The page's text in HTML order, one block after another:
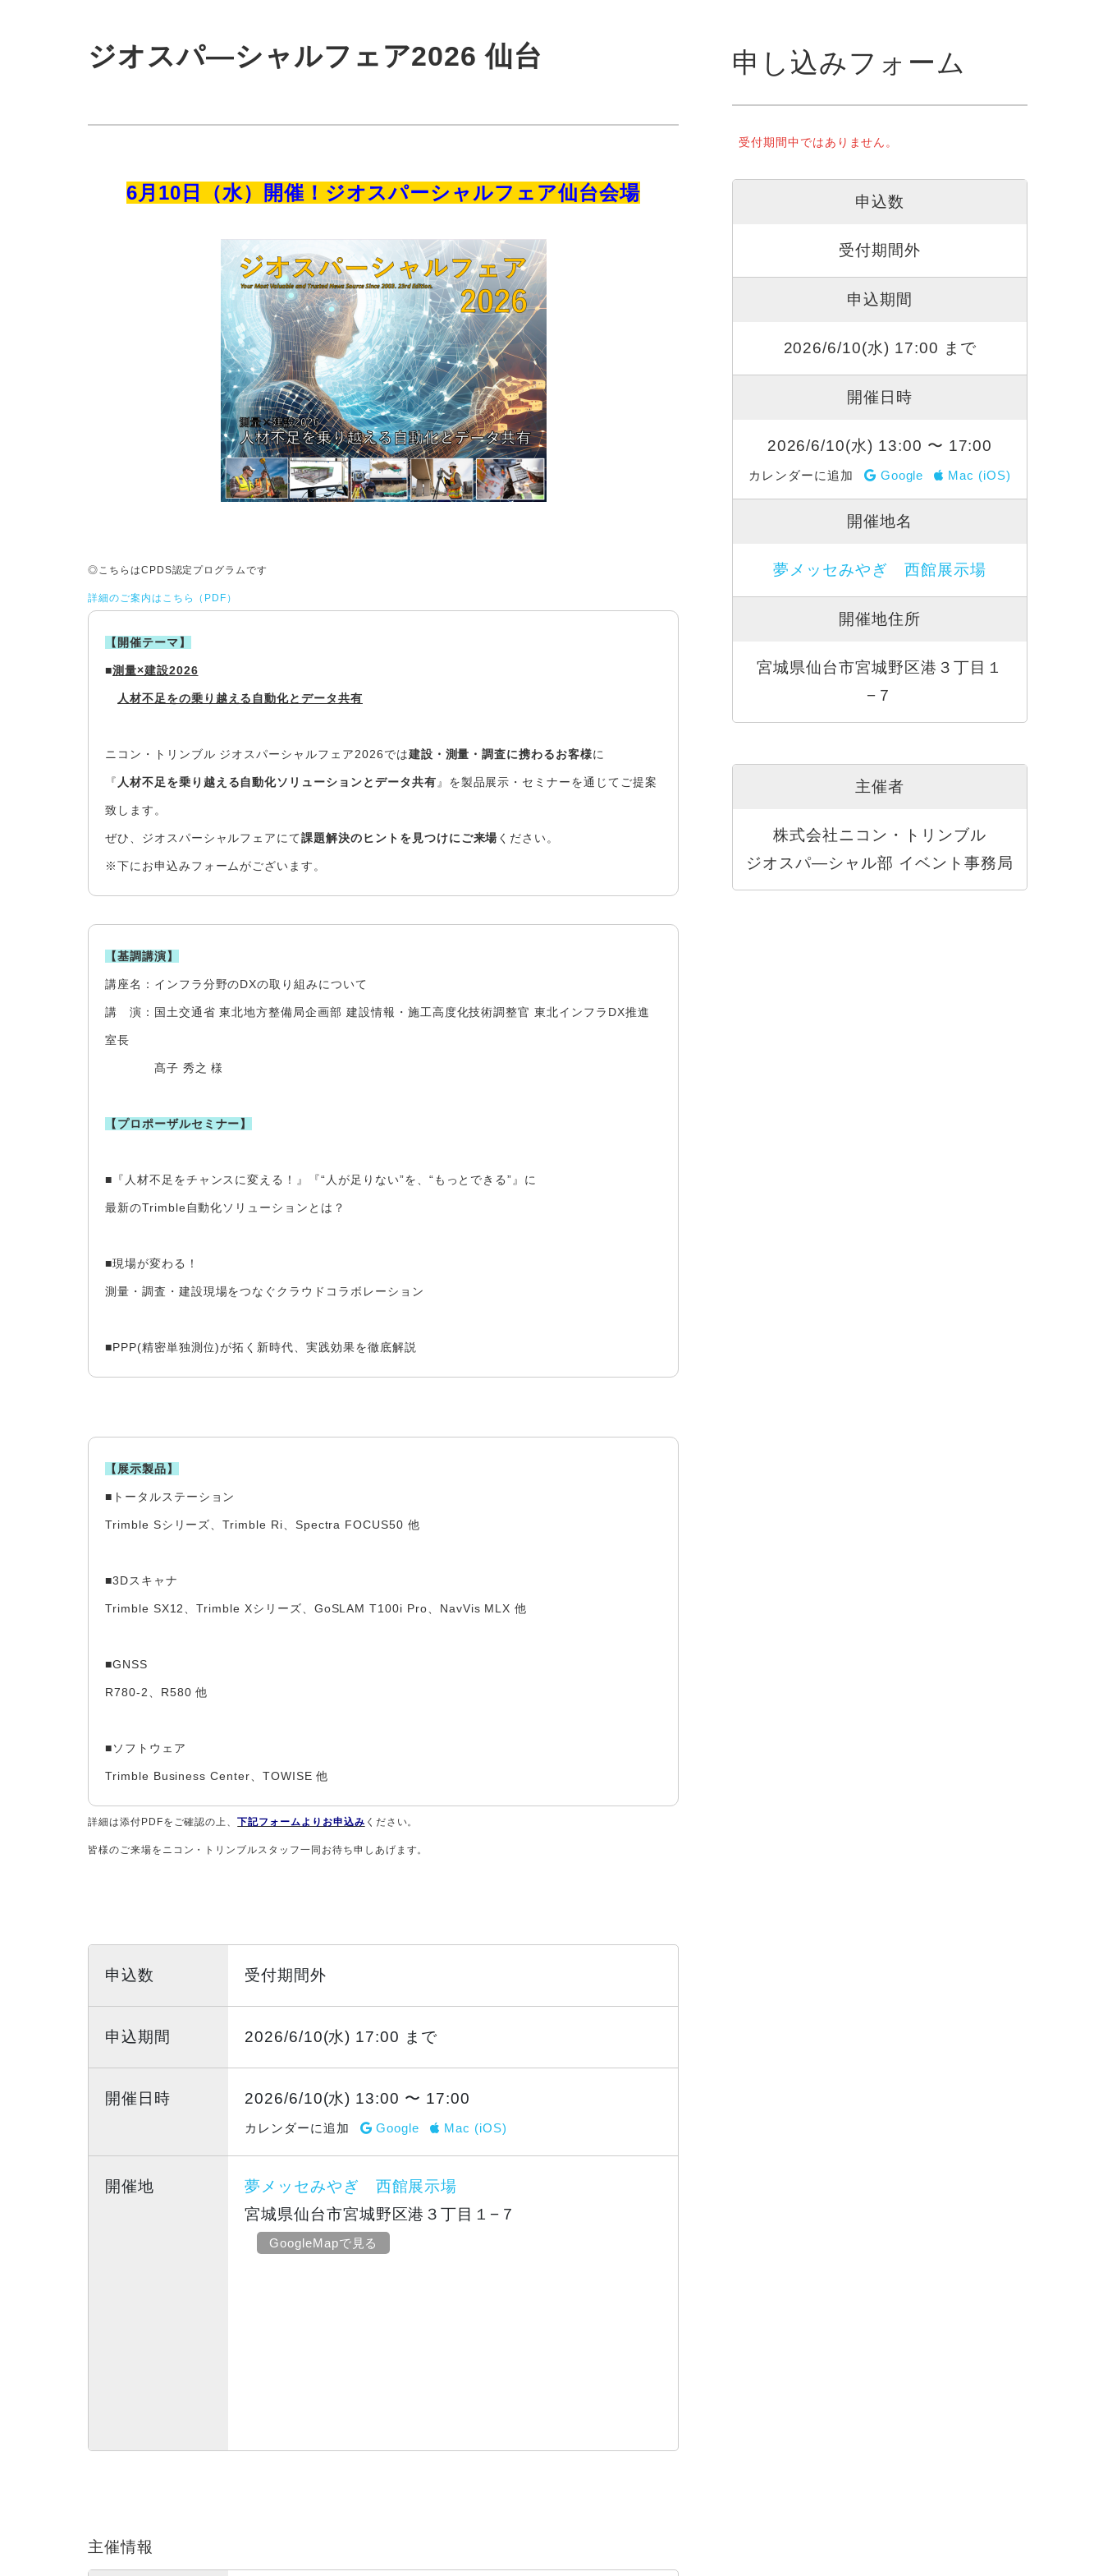
ジオスパ―シャルフェア2026 仙台
6月10日（水）開催！ジオスパーシャルフェア仙台会場
◎こちらはCPDS認定プログラムです
詳細のご案内はこちら（PDF）
【開催テーマ】
■測量×建設2026
人材不足をの乗り越える自動化とデータ共有
ニコン・トリンブル ジオスパーシャルフェア2026では建設・測量・調査に携わるお客様に
『 人材不足を乗り越える自動化ソリューションとデータ共有 』を製品展示・セミナーを通じてご提案
致します。
ぜひ、ジオスパーシャルフェアにて課題解決のヒントを見つけにご来場ください。
※下にお申込みフォームがございます。
【基調講演】
講座名：インフラ分野のDXの取り組みについて​
講 演：国土交通省 東北地方整備局企画部 建設情報・施工高度化技術調整官 東北インフラDX推進
室長
髙子 秀之 様
【プロポーザルセミナー】
■『人材不足をチャンスに変える！』『“人が足りない”を、“もっとできる”』に​
最新のTrimble自動化ソリューションとは？
■現場が変わる！
測量・調査・建設現場をつなぐクラウドコラボレーション
■PPP(精密単独測位)が拓く新時代、実践効果を徹底解説
【展示製品】
■トータルステーション
Trimble Sシリーズ、Trimble Ri、Spectra FOCUS50 他
■3Dスキャナ
Trimble SX12、Trimble Xシリーズ、GoSLAM T100i Pro、NavVis MLX 他
■GNSS
R780-2、R580 他
■ソフトウェア
Trimble Business Center、TOWISE 他
詳細は添付PDFをご確認の上、下記フォームよりお申込み ください。
皆様のご来場をニコン・トリンブルスタッフ一同お待ち申しあげます。
申込数 受付期間外
申込期間 2026/6/10(水) 17:00 まで
開催日時 2026/6/10(水) 13:00 〜 17:00
カレンダーに追加 Google Mac (iOS)
開催地
夢メッセみやぎ 西館展示場
宮城県仙台市宮城野区港３丁目１−７
GoogleMapで見る
主催情報
申し込みフォーム
受付期間中ではありません。
申込数
受付期間外
申込期間
2026/6/10(水) 17:00 まで
開催日時
2026/6/10(水) 13:00 〜 17:00
カレンダーに追加 Google Mac (iOS)
開催地名
夢メッセみやぎ 西館展示場
開催地住所
宮城県仙台市宮城野区港３丁目１
−７
主催者
株式会社ニコン・トリンブル
ジオスパ―シャル部 イベント事務局